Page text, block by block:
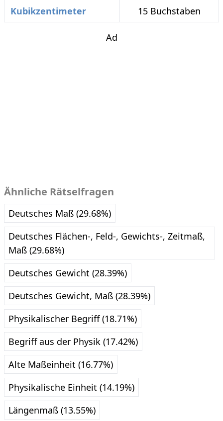
Kubikzentimeter
15 Buchstaben
Ad
Ähnliche Rätselfragen
Deutsches Maß (29.68%)
Deutsches Flächen-, Feld-, Gewichts-, Zeitmaß,
Maß (29.68%)
Deutsches Gewicht (28.39%)
Deutsches Gewicht, Maß (28.39%)
Physikalischer Begriff (18.71%)
Begriff aus der Physik (17.42%)
Alte Maßeinheit (16.77%)
Physikalische Einheit (14.19%)
Längenmaß (13.55%)